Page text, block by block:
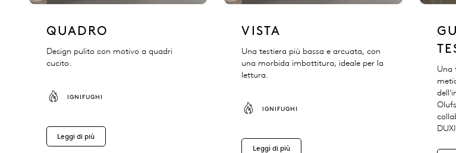
QUADRO
Design pulito con motivo a quadri
cucito.
IGNIFUGHI
Leggi di più
VISTA
Una testiera più bassa e arcuata, con
una morbida imbottitura, ideale per la
lettura.
IGNIFUGHI
Leggi di più
Una